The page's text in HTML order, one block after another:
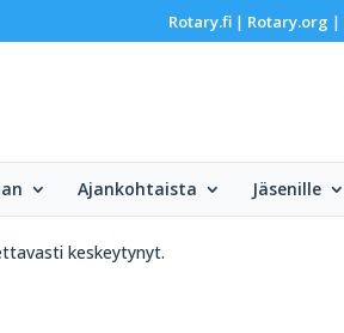
Rotary.fi| Rotary.org |
Ajankohtaista Jäsenille
keskeytynyt.